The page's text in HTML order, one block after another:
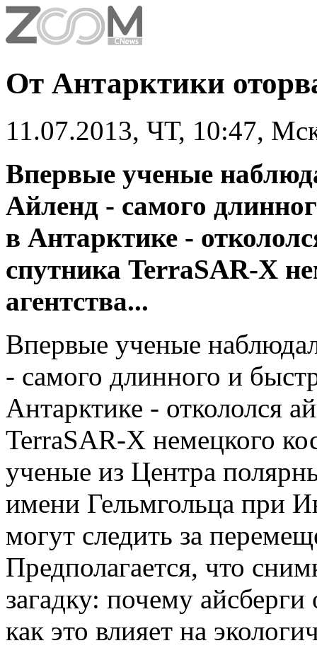
От Антарктики
11.07.2013, ЧТ, 10:47,
Впервые ученые
Айленд - самого
в Антарктике -
спутника TerraSAR-X
агентства...
Впервые ученые
- самого длинного и
Антарктике - откололся
TerraSAR-X немецкого
ученые из Центра
имени Гельмгольца при
могут следить за
Предполагается, что
загадку: почему
как это влияет на